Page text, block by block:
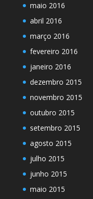
maio 2016
abril 2016
março 2016
fevereiro 2016
janeiro 2016
dezembro 2015
novembro 2015
outubro 2015
setembro 2015
agosto 2015
julho 2015
junho 2015
maio 2015